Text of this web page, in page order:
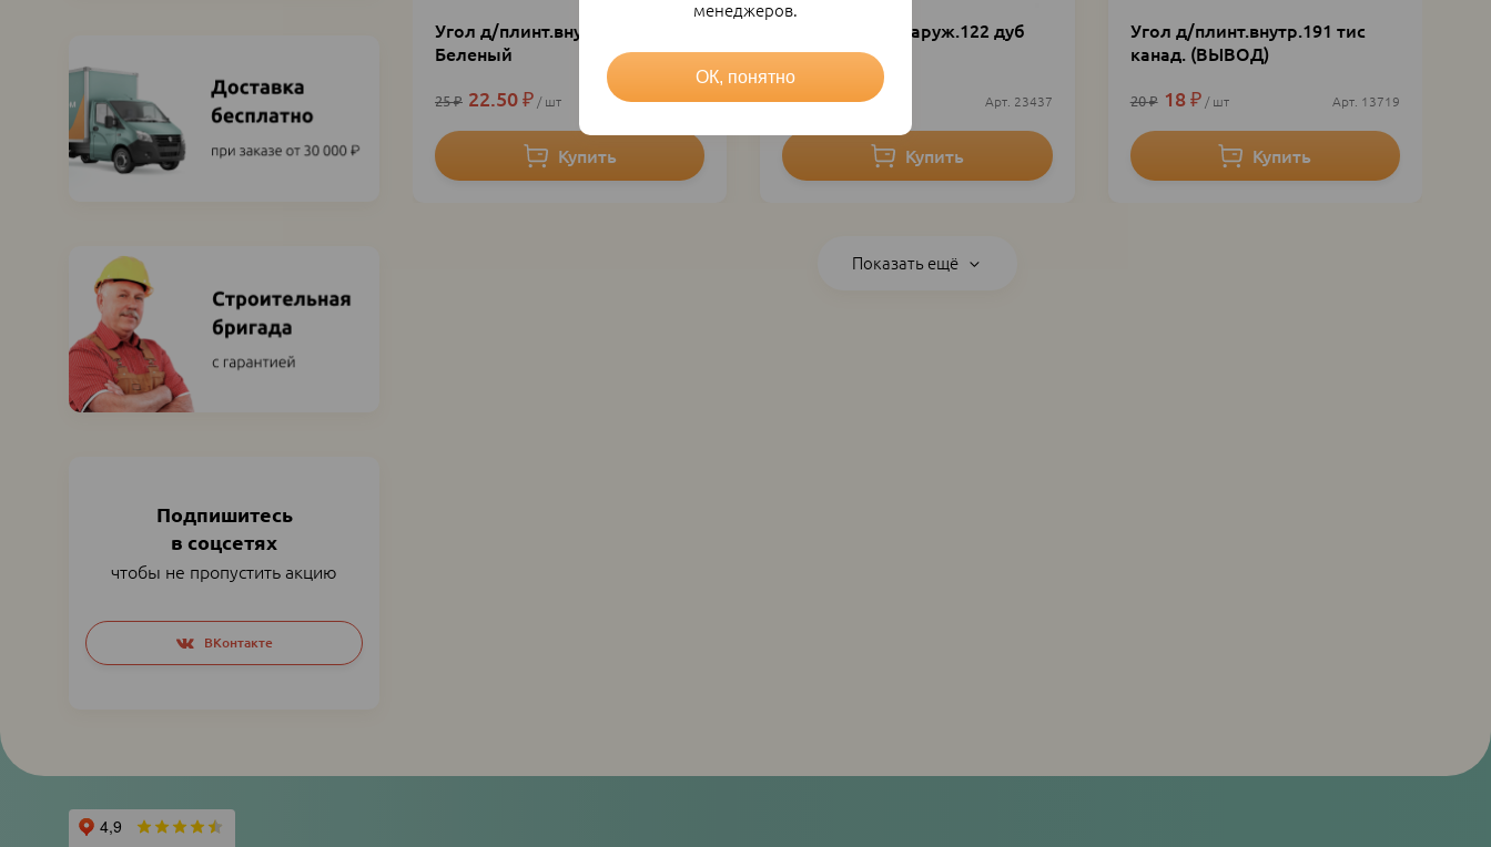
Подпишитесь
в соцсетях
чтобы не пропустить акцию
Social
networks
links
ВКонтакте
Угол д/плинт.внутр.173 дуб
Беленый
25 ₽ 22.50 ₽ шт 13718
Угол д/плинт.наруж.122 дуб
Мореный
24 ₽ 21.60 ₽ 23437
Угол д/плинт.внутр.191 тис
канад. (ВЫВОД)
20 ₽ 18 ₽ шт 13719
Показать ещё
менеджеров.
ОК, понятно